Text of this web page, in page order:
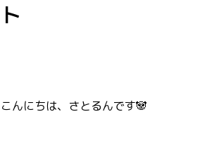
ト
こんにちは、さとるんです🐼